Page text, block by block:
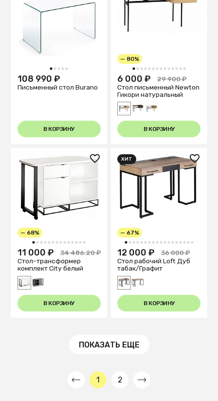
1 2 3 4 5
108 990 ₽
Письменный стол Burano
В КОРЗИНУ
1 2 3 4 5 6 7 8 9 1011121314
— 80%
6 000 ₽
29 900 ₽
Стол письменный Newton
Гикори натуральный
В КОРЗИНУ
1 2 3 4 5 6 7 8 9 1011121314
— 68%
11 000 ₽
34 486.20 ₽
Стол-трансформер
комплект City белый
В КОРЗИНУ
ХИТ
1 2 3 4 5 6 7 8 9 101112131415161718
— 67%
12 000 ₽
36 000 ₽
Стол рабочий Loft Дуб
табак/Графит
В КОРЗИНУ
ПОКАЗАТЬ ЕЩЕ
1 2